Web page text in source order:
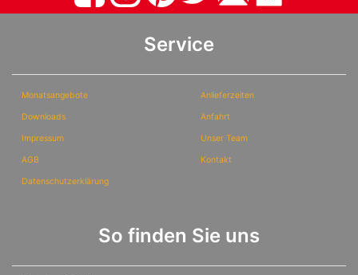
Service
Monatsangebote
Downloads
Impressum
AGB
Datenschutzerklärung
Anlieferzeiten
Anfahrt
Unser Team
Kontakt
So finden Sie uns